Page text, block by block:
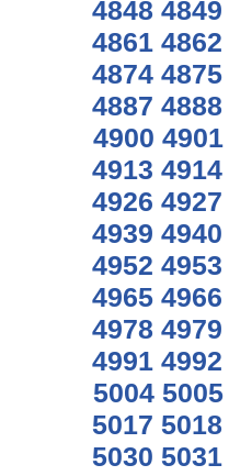
4848 4849
4861 4862
4874 4875
4887 4888
4900 4901
4913 4914
4926 4927
4939 4940
4952 4953
4965 4966
4978 4979
4991 4992
5004 5005
5017 5018
5030 5031